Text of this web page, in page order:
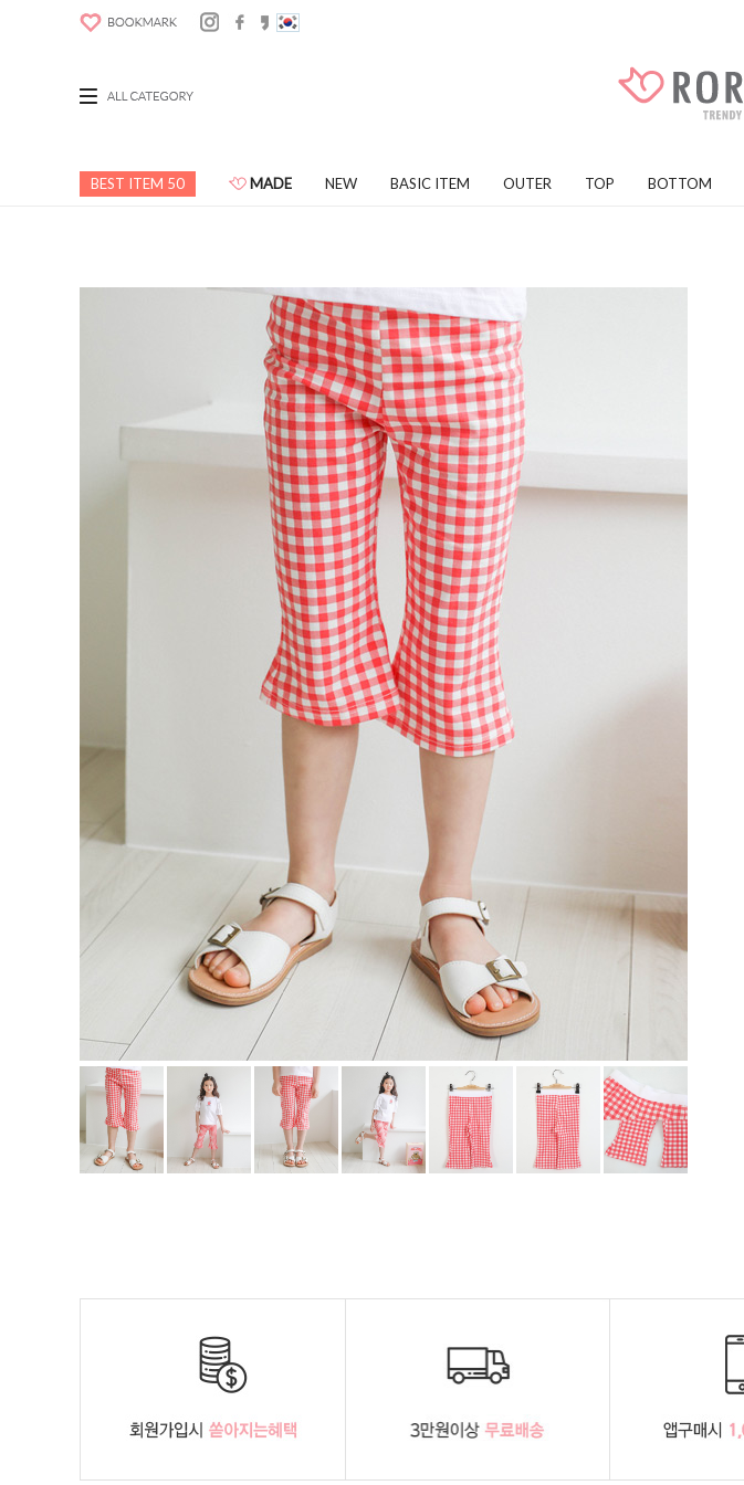
BEST ITEM 50 MADE NEW BASIC ITEM OUTER TOP BOTTOM